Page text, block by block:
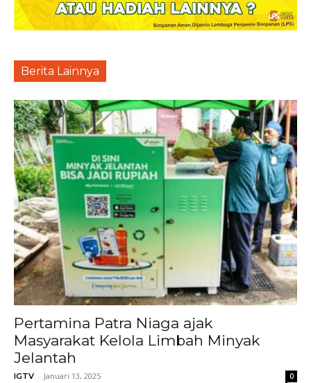
Berita Lainnya
Pertamina Patra Niaga ajak
Masyarakat Kelola Limbah Minyak
Jelantah
IGTV - Januari 13, 2025 0